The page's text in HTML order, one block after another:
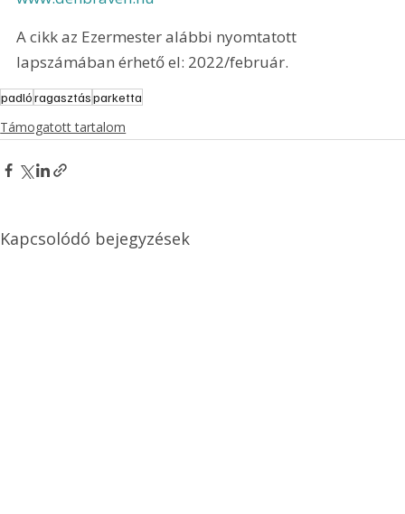
A cikk az Ezermester alábbi nyomtatott
lapszámában érhető el: 2022/február.
padlóragasztásparketta
Támogatott tartalom
Kapcsolódó bejegyzések